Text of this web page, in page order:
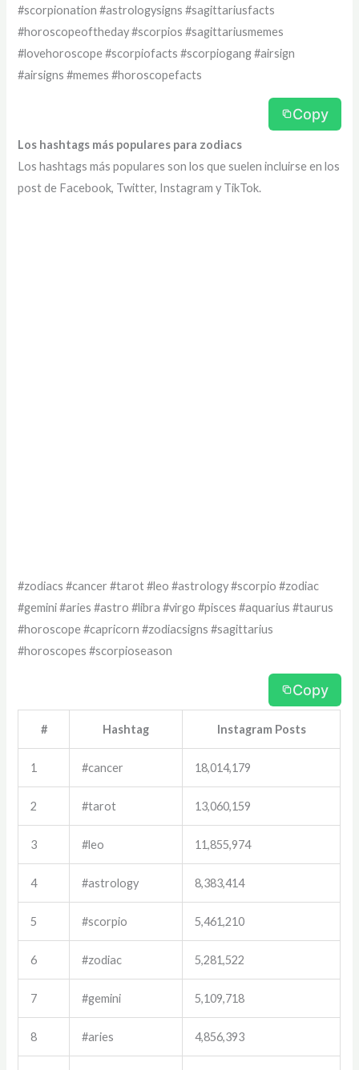
#scorpionation #astrologysigns #sagittariusfacts
#horoscopeoftheday #scorpios #sagittariusmemes
#lovehoroscope #scorpiofacts #scorpiogang #airsign
#airsigns #memes #horoscopefacts
Copy
Los hashtags más populares para zodiacs
Los hashtags más populares son los que suelen incluirse en los
post de Facebook, Twitter, Instagram y TikTok.
#zodiacs #cancer #tarot #leo #astrology #scorpio #zodiac
#gemini #aries #astro #libra #virgo #pisces #aquarius #taurus
#horoscope #capricorn #zodiacsigns #sagittarius
#horoscopes #scorpioseason
Copy
# Hashtag Instagram Posts
1 #cancer 18,014,179
2 #tarot 13,060,159
3 #leo 11,855,974
4 #astrology 8,383,414
5 #scorpio 5,461,210
6 #zodiac 5,281,522
7 #gemini 5,109,718
8 #aries 4,856,393